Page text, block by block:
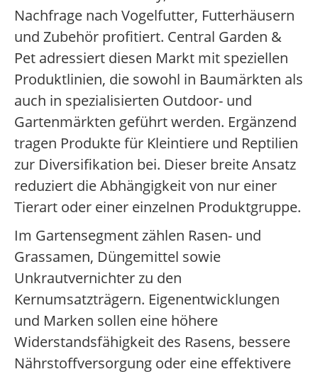
Nachfrage nach Vogelfutter, Futterhäusern
und Zubehör profitiert. Central Garden &
Pet adressiert diesen Markt mit speziellen
Produktlinien, die sowohl in Baumärkten als
auch in spezialisierten Outdoor- und
Gartenmärkten geführt werden. Ergänzend
tragen Produkte für Kleintiere und Reptilien
zur Diversifikation bei. Dieser breite Ansatz
reduziert die Abhängigkeit von nur einer
Tierart oder einer einzelnen Produktgruppe.
Im Gartensegment zählen Rasen- und
Grassamen, Düngemittel sowie
Unkrautvernichter zu den
Kernumsatzträgern. Eigenentwicklungen
und Marken sollen eine höhere
Widerstandsfähigkeit des Rasens, bessere
Nährstoffversorgung oder eine effektivere